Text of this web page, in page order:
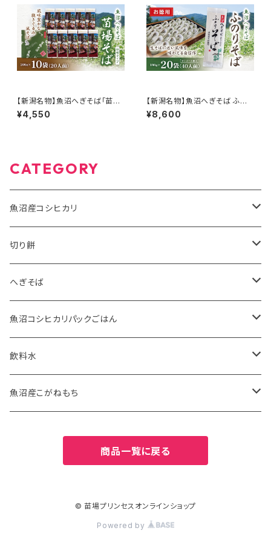
【新潟名物】魚沼へぎそば「苗場
そば」平打ち 10袋入り 国産そば
粉100％使用 化粧箱
¥4,550
【新潟名物】魚沼へぎそば ふの
りそば 180g×20袋 40人前 魚
沼産そば粉100％使用
¥8,600
CATEGORY
魚沼産コシヒカリ
有機米JAS
5kg
10kg
特別栽培米
2kg
5kg
切り餅
魚沼産こがねもち有機JAS認証米
魚沼産こがねもち特別栽培米
へぎそば
苗場そば
ふのりそば
魚沼コシヒカリパックごはん
有機JAS認証米
特別栽培米
飲料水
お水
魚沼産こがねもち
商品一覧に戻る
© 苗場プリンセスオンラインショップ
Powered by